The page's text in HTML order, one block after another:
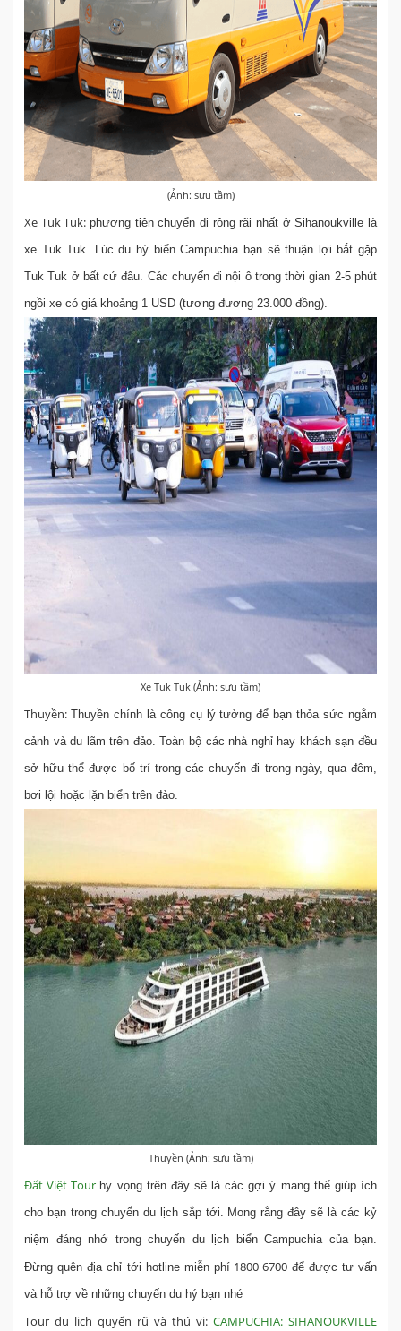
(Ảnh: sưu tầm)
Xe Tuk Tuk: phương tiện chuyển di rộng rãi nhất ở Sihanoukville là
xe Tuk Tuk. Lúc du hý biển Campuchia bạn sẽ thuận lợi bắt gặp
Tuk Tuk ở bất cứ đâu. Các chuyến đi nội ô trong thời gian 2-5 phút
ngồi xe có giá khoảng 1 USD (tương đương 23.000 đồng).
Xe Tuk Tuk (Ảnh: sưu tầm)
Thuyền: Thuyền chính là công cụ lý tưởng để bạn thỏa sức ngắm
cảnh và du lãm trên đảo. Toàn bộ các nhà nghỉ hay khách sạn đều
sở hữu thể được bố trí trong các chuyến đi trong ngày, qua đêm,
bơi lội hoặc lặn biển trên đảo.
Thuyền (Ảnh: sưu tầm)
Đất Việt Tour hy vọng trên đây sẽ là các gợi ý mang thể giúp ích
cho bạn trong chuyến du lịch sắp tới. Mong rằng đây sẽ là các kỷ
niệm đáng nhớ trong chuyến du lịch biển Campuchia của bạn.
Đừng quên địa chỉ tới hotline miễn phí 1800 6700 để được tư vấn
và hỗ trợ về những chuyến du hý bạn nhé
Tour du lịch quyến rũ và thú vị: CAMPUCHIA: SIHANOUKVILLE